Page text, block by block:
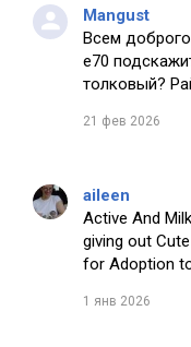
Mangust
Всем
е70
толковый?
21 фев 2026
aileen
Active And
giving out
for Adoption
1 янв 2026